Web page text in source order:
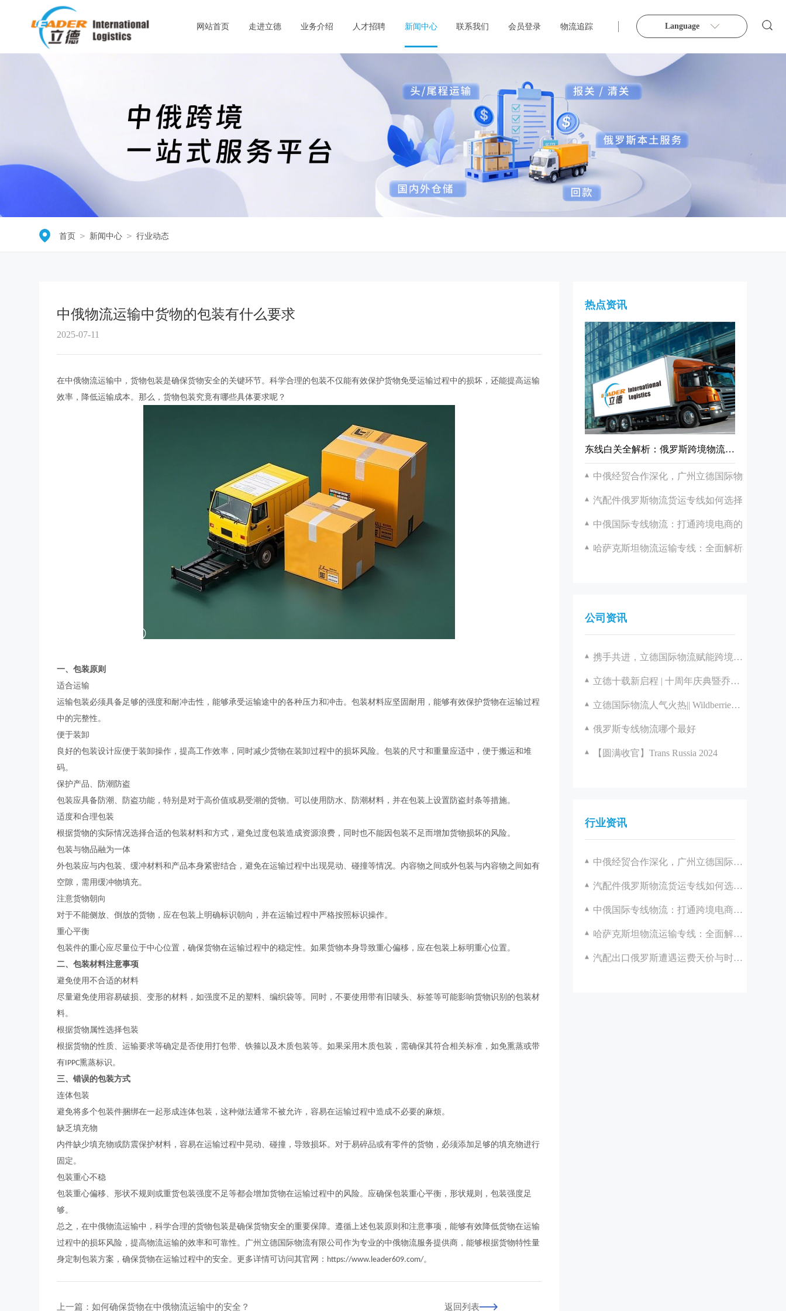
网站首页 走进立德 业务介绍 人才招聘 新闻中心 联系我们 会员登录 物流追踪 Language
首页 ＞ 新闻中心 ＞ 行业动态
中俄物流运输中货物的包装有什么要求
2025-07-11
在中俄物流运输中，货物包装是确保货物安全的关键环节。科学合理的包装不仅能有效保护货物免受运输过程中的损坏，还能提高运输
效率，降低运输成本。那么，货物包装究竟有哪些具体要求呢？
一、包装原则
适合运输
运输包装必须具备足够的强度和耐冲击性，能够承受运输途中的各种压力和冲击。包装材料应坚固耐用，能够有效保护货物在运输过程
中的完整性。
便于装卸
良好的包装设计应便于装卸操作，提高工作效率，同时减少货物在装卸过程中的损坏风险。包装的尺寸和重量应适中，便于搬运和堆
码。
保护产品、防潮防盗
包装应具备防潮、防盗功能，特别是对于高价值或易受潮的货物。可以使用防水、防潮材料，并在包装上设置防盗封条等措施。
适度和合理包装
根据货物的实际情况选择合适的包装材料和方式，避免过度包装造成资源浪费，同时也不能因包装不足而增加货物损坏的风险。
包装与物品融为一体
外包装应与内包装、缓冲材料和产品本身紧密结合，避免在运输过程中出现晃动、碰撞等情况。内容物之间或外包装与内容物之间如有
空隙，需用缓冲物填充。
注意货物朝向
对于不能侧放、倒放的货物，应在包装上明确标识朝向，并在运输过程中严格按照标识操作。
重心平衡
包装件的重心应尽量位于中心位置，确保货物在运输过程中的稳定性。如果货物本身导致重心偏移，应在包装上标明重心位置。
二、包装材料注意事项
避免使用不合适的材料
尽量避免使用容易破损、变形的材料，如强度不足的塑料、编织袋等。同时，不要使用带有旧唛头、标签等可能影响货物识别的包装材
料。
根据货物属性选择包装
根据货物的性质、运输要求等确定是否使用打包带、铁箍以及木质包装等。如果采用木质包装，需确保其符合相关标准，如免熏蒸或带
有 IPPC熏蒸标识。
三、错误的包装方式
连体包装
避免将多个包装件捆绑在一起形成连体包装，这种做法通常不被允许，容易在运输过程中造成不必要的麻烦。
缺乏填充物
内件缺少填充物或防震保护材料，容易在运输过程中晃动、碰撞，导致损坏。对于易碎品或有零件的货物，必须添加足够的填充物进行
固定。
包装重心不稳
包装重心偏移、形状不规则或重货包装强度不足等都会增加货物在运输过程中的风险。应确保包装重心平衡，形状规则，包装强度足
够。
总之，在中俄物流运输中，科学合理的货物包装是确保货物安全的重要保障。遵循上述包装原则和注意事项，能够有效降低货物在运输
过程中的损坏风险，提高物流运输的效率和可靠性。广州立德国际物流有限公司作为专业的中俄物流服务提供商，能够根据货物特性量
身定制包装方案，确保货物在运输过程中的安全。更多详情可访问其官网： https://www.leader609.com/。
上一篇：如何确保货物在中俄物流运输中的安全？ 返回列表
热点资讯
东线白关全解析：俄罗斯跨境物流的靠谱之选
中俄经贸合作深化，广州立德国际物流助力双
汽配件俄罗斯物流货运专线如何选择？广州立
中俄国际专线物流：打通跨境电商的高效通道
哈萨克斯坦物流运输专线：全面解析与优化策
公司资讯
携手共进，立德国际物流赋能跨境电商产业新征程
立德十载新启程 | 十周年庆典暨乔迁盛典圆满落幕
立德国际物流人气火热|| Wildberries官方见面会圆满举办
俄罗斯专线物流哪个最好
【圆满收官】Trans Russia 2024
行业资讯
中俄经贸合作深化，广州立德国际物流助力双边发展
汽配件俄罗斯物流货运专线如何选择？广州立德国际物流一站式解决方案解析
中俄国际专线物流：打通跨境电商的高效通道
哈萨克斯坦物流运输专线：全面解析与优化策略
汽配出口俄罗斯遭遇运费天价与时效困境？立德国际助您破局！